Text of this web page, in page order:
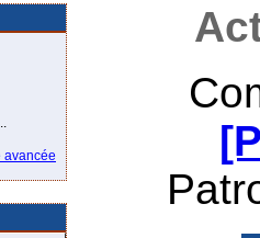
avancée